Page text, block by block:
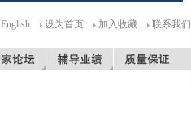
English 设为首页 加入收藏 联系我们